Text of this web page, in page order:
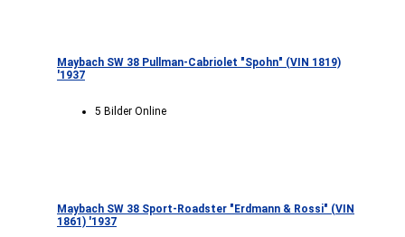
Maybach SW 38 Pullman-Cabriolet "Spohn" (VIN 1819)
'1937
5 Bilder Online
Maybach SW 38 Sport-Roadster "Erdmann & Rossi" (VIN
1861) '1937